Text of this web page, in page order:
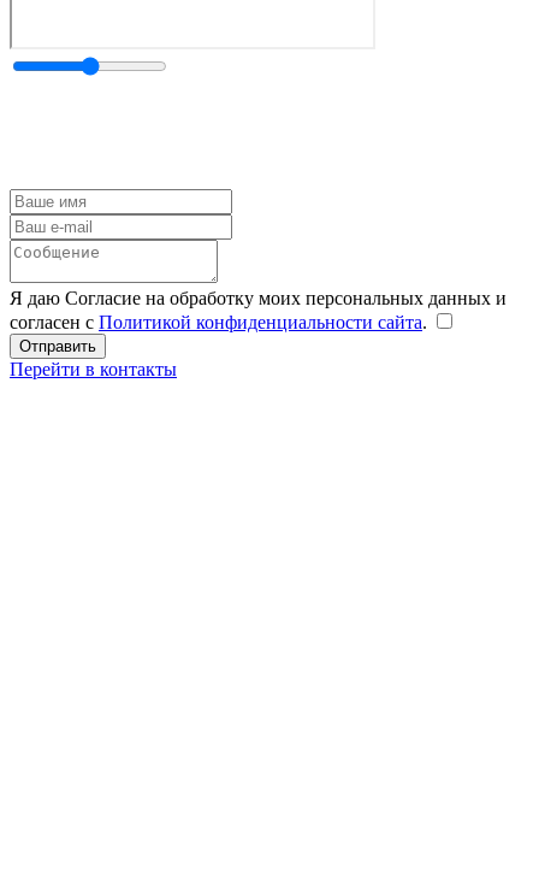
Я даю Согласие на обработку моих персональных данных и
согласен с Политикой конфиденциальности сайта.
Перейти в контакты